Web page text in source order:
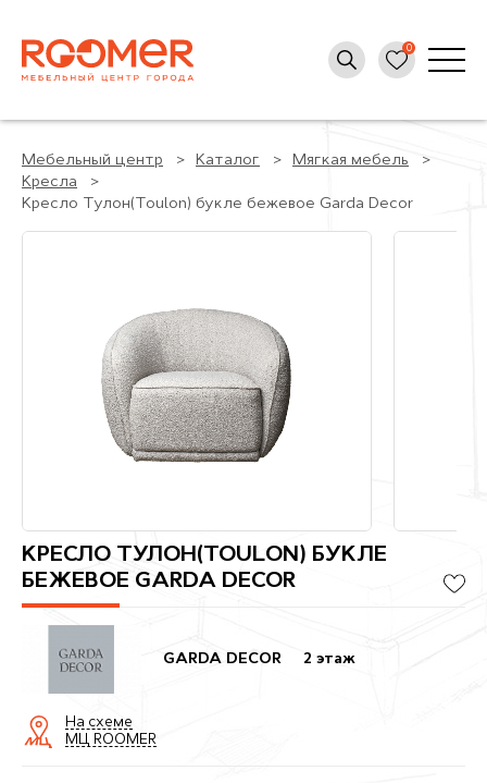
Мебельный центр Каталог
Мягкая мебель
Кресла
Кресло Тулон(Toulon) букле бежевое Garda Decor
КРЕСЛО ТУЛОН(TOULON) БУКЛЕ
БЕЖЕВОЕ GARDA DECOR
GARDA DECOR 2 этаж
На схеме
МЦ ROOMER